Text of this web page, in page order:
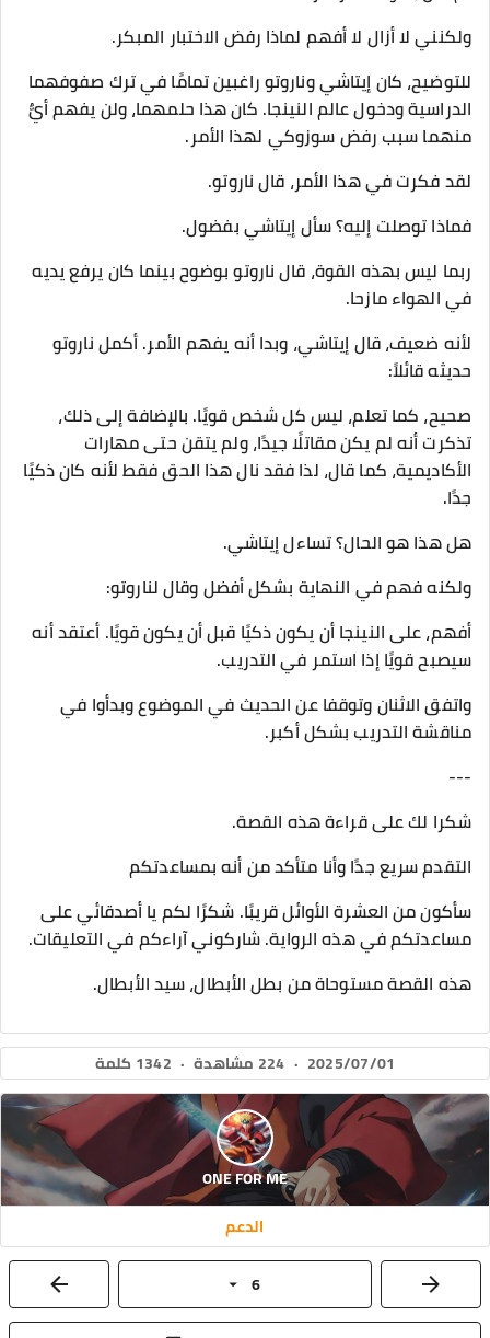
ولكنني لا أزال لا أفهم لماذا رفض الاختبار المبكر.
للتوضيح، كان إيتاشي وناروتو راغبين تمامًا في ترك صفوفهما
الدراسية ودخول عالم النينجا. كان هذا حلمهما، ولن يفهم أيٌّ
منهما سبب رفض سوزوكي لهذا الأمر.
لقد فكرت في هذا الأمر، قال ناروتو.
فماذا توصلت إليه؟ سأل إيتاشي بفضول.
ربما ليس بهذه القوة، قال ناروتو بوضوح بينما كان يرفع يديه
في الهواء مازحا.
لأنه ضعيف، قال إيتاشي، وبدا أنه يفهم الأمر. أكمل ناروتو
حديثه قائلاً:
صحيح، كما تعلم، ليس كل شخص قويًا. بالإضافة إلى ذلك،
تذكرت أنه لم يكن مقاتلًا جيدًا، ولم يتقن حتى مهارات
الأكاديمية، كما قال، لذا فقد نال هذا الحق فقط لأنه كان ذكيًا
جدًا.
هل هذا هو الحال؟ تساءل إيتاشي.
ولكنه فهم في النهاية بشكل أفضل وقال لناروتو:
أفهم، على النينجا أن يكون ذكيًا قبل أن يكون قويًا. أعتقد أنه
سيصبح قويًا إذا استمر في التدريب.
واتفق الاثنان وتوقفا عن الحديث في الموضوع وبدأوا في
مناقشة التدريب بشكل أكبر.
---
شكرا لك على قراءة هذه القصة.
التقدم سريع جدًا وأنا متأكد من أنه بمساعدتكم
سأكون من العشرة الأوائل قريبًا. شكرًا لكم يا أصدقائي على
مساعدتكم في هذه الرواية. شاركوني آراءكم في التعليقات.
هذه القصة مستوحاة من بطل الأبطال، سيد الأبطال.
2025/07/01
· 224 مشاهدة · 1342 كلمة
ONE FOR ME
الدعم
6